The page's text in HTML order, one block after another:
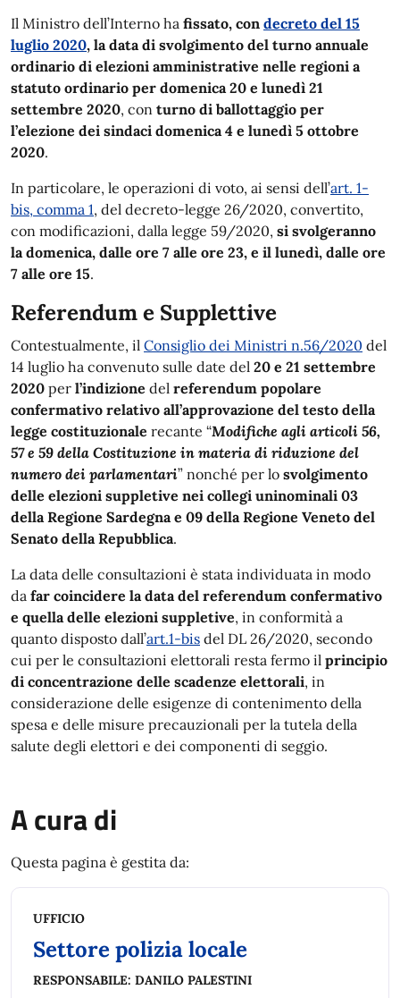
Il Ministro dell’Interno ha fissato, con decreto del 15
luglio 2020, la data di svolgimento del turno annuale
ordinario di elezioni amministrative nelle regioni a
statuto ordinario per domenica 20 e lunedì 21
settembre 2020, con turno di ballottaggio per
l’elezione dei sindaci domenica 4 e lunedì 5 ottobre
2020.
In particolare, le operazioni di voto, ai sensi dell’art. 1-
bis, comma 1, del decreto-legge 26/2020, convertito,
con modificazioni, dalla legge 59/2020, si svolgeranno
la domenica, dalle ore 7 alle ore 23, e il lunedì, dalle ore
7 alle ore 15.
Referendum e Supplettive
Contestualmente, il Consiglio dei Ministri n.56/2020 del
14 luglio ha convenuto sulle date del 20 e 21 settembre
2020 per l’indizione del referendum popolare
confermativo relativo all’approvazione del testo della
legge costituzionale recante “Modifiche agli articoli 56,
57 e 59 della Costituzione in materia di riduzione del
numero dei parlamentari” nonché per lo svolgimento
delle elezioni suppletive nei collegi uninominali 03
della Regione Sardegna e 09 della Regione Veneto del
Senato della Repubblica.
La data delle consultazioni è stata individuata in modo
da far coincidere la data del referendum confermativo
e quella delle elezioni suppletive, in conformità a
quanto disposto dall’art.1-bis del DL 26/2020, secondo
cui per le consultazioni elettorali resta fermo il principio
di concentrazione delle scadenze elettorali, in
considerazione delle esigenze di contenimento della
spesa e delle misure precauzionali per la tutela della
salute degli elettori e dei componenti di seggio.
A cura di
Questa pagina è gestita da:
UFFICIO
Settore polizia locale
RESPONSABILE: DANILO PALESTINI